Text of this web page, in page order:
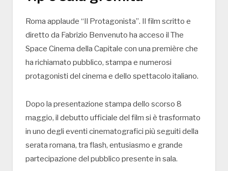
Roma applaude “Il Protagonista”. Il film scritto e
diretto da Fabrizio Benvenuto ha acceso il The
Space Cinema della Capitale con una première che
ha richiamato pubblico, stampa e numerosi
protagonisti del cinema e dello spettacolo italiano.
Dopo la presentazione stampa dello scorso 8
maggio, il debutto ufficiale del film si è trasformato
in uno degli eventi cinematografici più seguiti della
serata romana, tra flash, entusiasmo e grande
partecipazione del pubblico presente in sala.